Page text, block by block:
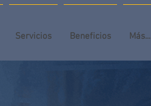
Servicios Beneficios Más...